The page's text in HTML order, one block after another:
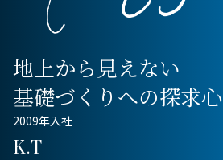
地上から見えない
基礎づくりへの探求心
2009年入社
K.T